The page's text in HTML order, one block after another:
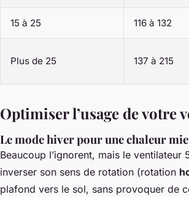
15 à 25 116 à 132
Plus de 25 137 à 215
Optimiser l’usage de votre
Le mode hiver pour une chaleur
Beaucoup l’ignorent, mais le ventilateur
inverser son sens de rotation (rotation
plafond vers le sol, sans provoquer de